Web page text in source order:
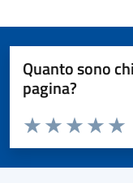
Quanto sono
pagina?
Valuta da 1 a 5 stelle la
Valuta
Valuta 3
Valuta 2 stelle
Valuta 1 stelle su 5